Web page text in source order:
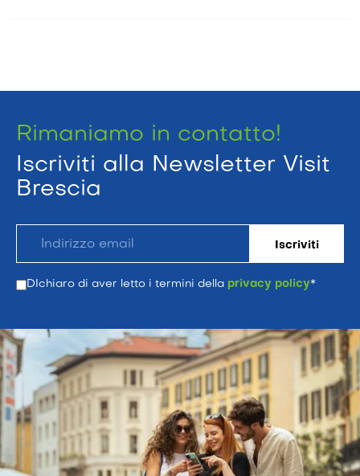
Rimaniamo in contatto!
Iscriviti alla Newsletter Visit
Brescia
DIchiaro di aver letto i termini della privacy policy*